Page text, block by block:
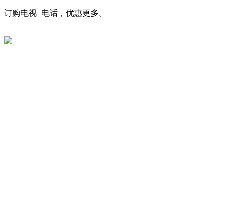
订购电视+电话，优惠更多。